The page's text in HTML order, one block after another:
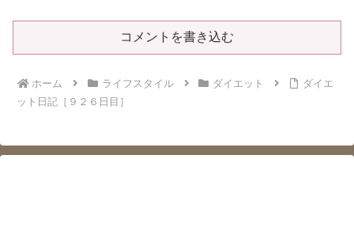
コメントを書き込む
ホーム ライフスタイル ダイエット
ダイエ
ット日記［９２６日目］